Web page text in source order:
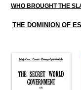
WHO BROUGHT THE
THE DOMINION OF